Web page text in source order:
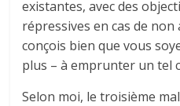
existantes, avec des
répressives en cas de
conçois bien que vous
plus – à emprunter un tel
Selon moi, le troisième